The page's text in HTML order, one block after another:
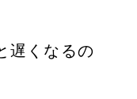
遅くなるの